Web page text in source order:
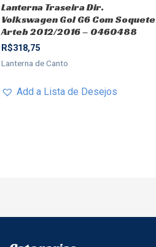
Lanterna Traseira Dir.
Volkswagen Gol G6 Com Soquete
Arteb 2012/2016 – 0460488
R$318,75
Lanterna de Canto
Add a Lista de Desejos